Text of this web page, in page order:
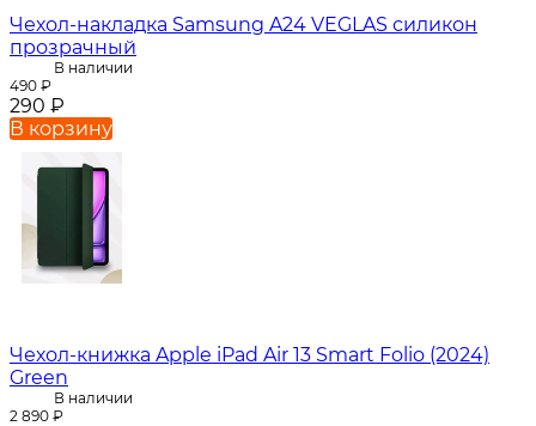
Чехол-накладка Samsung A24 VEGLAS силикон
прозрачный
В наличии
490 ₽
290 ₽
В корзину
Чехол-книжка Apple iPad Air 13 Smart Folio (2024)
Green
В наличии
2 890 ₽